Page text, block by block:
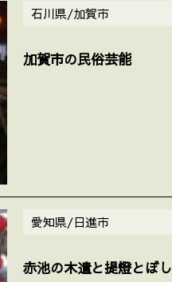
石川県/加賀市
加賀市の民俗芸能
愛知県/日進市
赤池の木遣と提燈とぼし